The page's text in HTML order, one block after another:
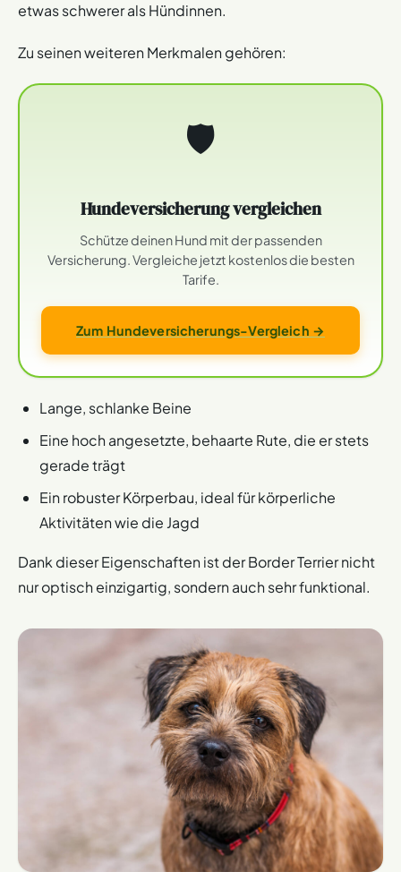
etwas schwerer als Hündinnen.
Zu seinen weiteren Merkmalen gehören:
🛡
Hundeversicherung vergleichen
Schütze deinen Hund mit der passenden
Versicherung. Vergleiche jetzt kostenlos die besten
Tarife.
Zum Hundeversicherungs-Vergleich →
Lange, schlanke Beine
Eine hoch angesetzte, behaarte Rute, die er stets
gerade trägt
Ein robuster Körperbau, ideal für körperliche
Aktivitäten wie die Jagd
Dank dieser Eigenschaften ist der Border Terrier nicht
nur optisch einzigartig, sondern auch sehr funktional.